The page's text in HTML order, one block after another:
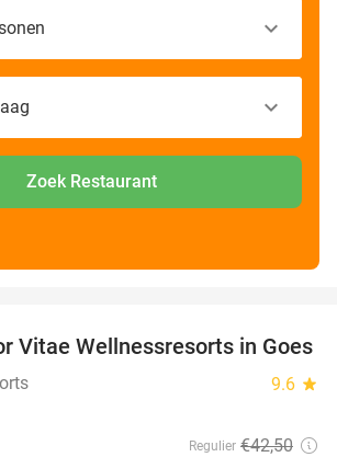
Zoek Restaurant
49%
Vitae Wellnessresorts in Goes
9.6 star
Regulier €42,50